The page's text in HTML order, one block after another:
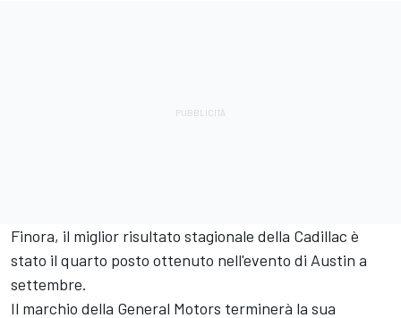
Finora, il miglior risultato stagionale della Cadillac è
stato il quarto posto ottenuto nell'evento di Austin a
settembre.
Il marchio della General Motors terminerà la sua